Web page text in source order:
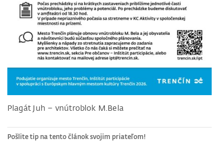
Plagát Juh – vnútroblok M.Bela
Pošlite tip na tento článok svojim priateľom!